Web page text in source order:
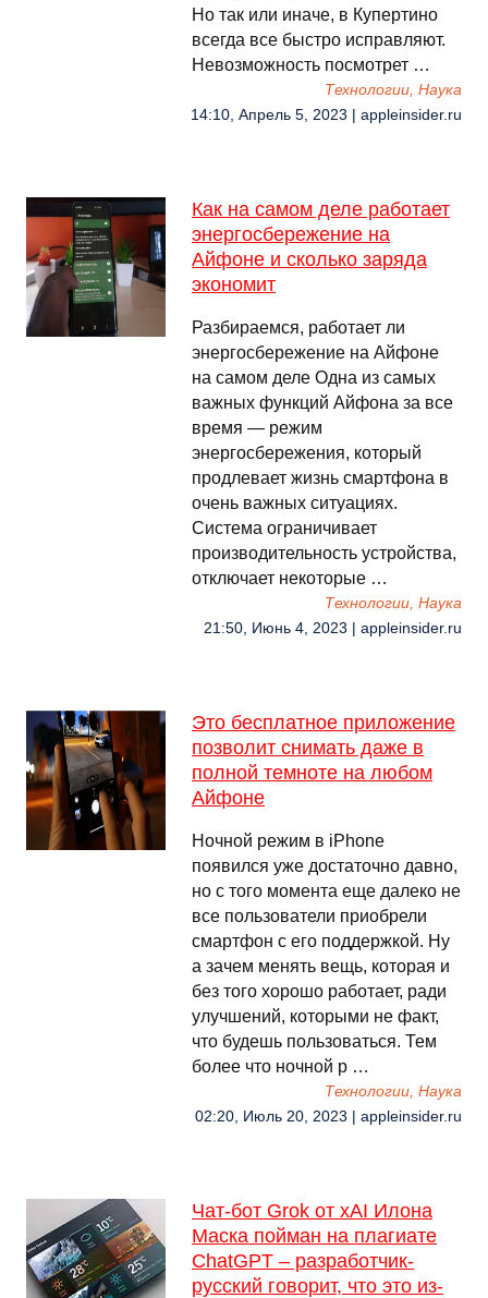
Но так или иначе, в Купертино
всегда все быстро исправляют.
Невозможность посмотрет …
Технологии, Наука
14:10, Апрель 5, 2023 | appleinsider.ru
Как на самом деле работает
энергосбережение на
Айфоне и сколько заряда
экономит
Разбираемся, работает ли
энергосбережение на Айфоне
на самом деле Одна из самых
важных функций Айфона за все
время — режим
энергосбережения, который
продлевает жизнь смартфона в
очень важных ситуациях.
Система ограничивает
производительность устройства,
отключает некоторые …
Технологии, Наука
21:50, Июнь 4, 2023 | appleinsider.ru
Это бесплатное приложение
позволит снимать даже в
полной темноте на любом
Айфоне
Ночной режим в iPhone
появился уже достаточно давно,
но с того момента еще далеко не
все пользователи приобрели
смартфон с его поддержкой. Ну
а зачем менять вещь, которая и
без того хорошо работает, ради
улучшений, которыми не факт,
что будешь пользоваться. Тем
более что ночной р …
Технологии, Наука
02:20, Июль 20, 2023 | appleinsider.ru
Чат-бот Grok от xAI Илона
Маска пойман на плагиате
ChatGPT – разработчик-
русский говорит, что это из-